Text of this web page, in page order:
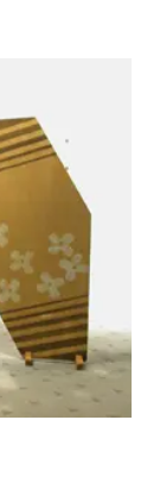
山
岡ワンビル
オリジナルプ